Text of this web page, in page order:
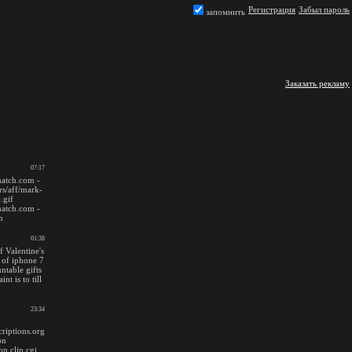
запомнить Регистрация Забыл пароль
Заказать рекламу